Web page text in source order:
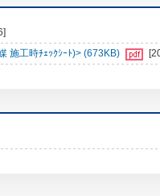
施工時ﾁｪｯｸｼｰﾄ)> (673KB)